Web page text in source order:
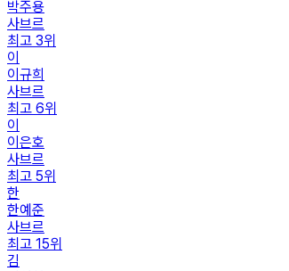
박주용
사브르
최고 3위
이
이규희
사브르
최고 6위
이
이은호
사브르
최고 5위
한
한예준
사브르
최고 15위
김